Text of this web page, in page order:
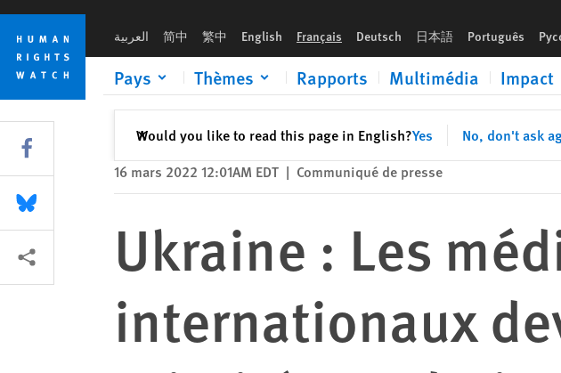
Skip
cookie
privacy
notice
Skip
main
content
العربية 简中 繁中 English Français Deutsch 日本語 Português
Pays Thèmes Rapports Multimédia Impact
Would you like to read this page in English?Yes No, don't ask
✕Fermer
16 mars 2022 12:01AM EDT | Communiqué de presse
Ukraine : Les
internationaux
Share this via Facebook
Share this via Bluesky
Share this via Partagez